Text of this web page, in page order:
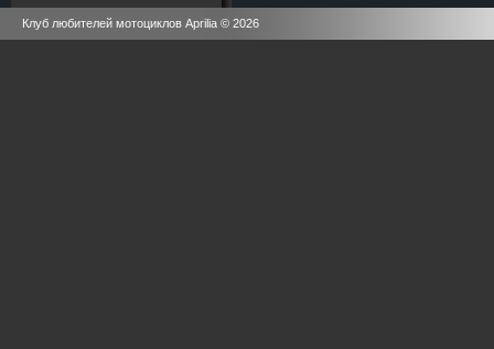
Клуб любителей мотоциклов Aprilia © 2026